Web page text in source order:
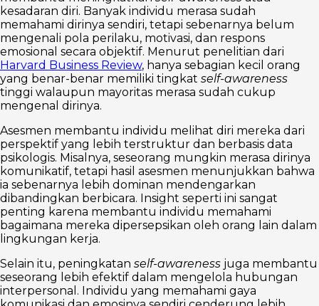
kesadaran diri. Banyak individu merasa sudah
memahami dirinya sendiri, tetapi sebenarnya belum
mengenali pola perilaku, motivasi, dan respons
emosional secara objektif. Menurut penelitian dari
Harvard Business Review, hanya sebagian kecil orang
yang benar-benar memiliki tingkat self-awareness
tinggi walaupun mayoritas merasa sudah cukup
mengenal dirinya.
Asesmen membantu individu melihat diri mereka dari
perspektif yang lebih terstruktur dan berbasis data
psikologis. Misalnya, seseorang mungkin merasa dirinya
komunikatif, tetapi hasil asesmen menunjukkan bahwa
ia sebenarnya lebih dominan mendengarkan
dibandingkan berbicara. Insight seperti ini sangat
penting karena membantu individu memahami
bagaimana mereka dipersepsikan oleh orang lain dalam
lingkungan kerja.
Selain itu, peningkatan self-awareness juga membantu
seseorang lebih efektif dalam mengelola hubungan
interpersonal. Individu yang memahami gaya